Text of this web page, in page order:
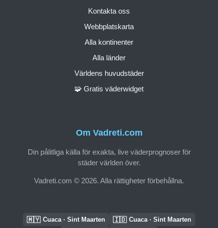
Om Vadreti.com
Din pålitliga källa för exakta, live väderprognoser för
städer världen över.
Vadreti.com © 2026. Alla rättigheter förbehållna.
Kontakta oss
Webbplatskarta
Alla kontinenter
Alla länder
Världens huvudstäder
🧩 Gratis väderwidget
🇲🇾 Cuaca · Sint Maarten 🇮🇩 Cuaca · Sint Maarten